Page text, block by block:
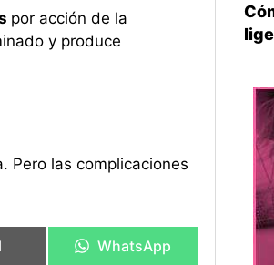
por acción de la
y produce
Pero las complicaciones
WhatsApp